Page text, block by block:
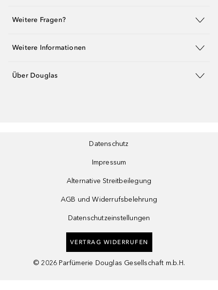
Weitere Fragen?
Weitere Informationen
Über Douglas
Datenschutz
Impressum
Alternative Streitbeilegung
AGB und Widerrufsbelehrung
Datenschutzeinstellungen
VERTRAG WIDERRUFEN
© 2026 Parfümerie Douglas Gesellschaft m.b.H.